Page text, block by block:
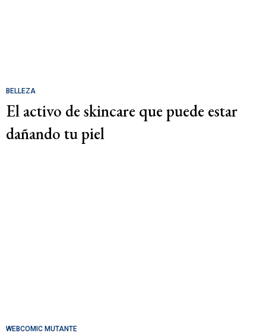
BELLEZA
El activo de skincare que puede estar
dañando tu piel
WEBCOMIC MUTANTE